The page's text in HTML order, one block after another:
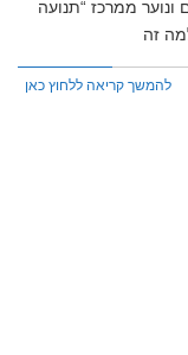
ונוער ממרכז “תנועה
זה
להמשך קריאה ללחוץ כאן